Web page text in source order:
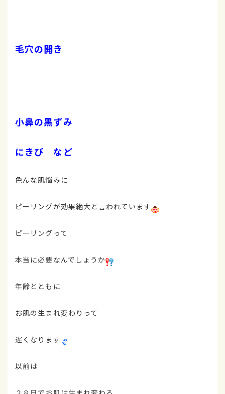
毛穴の開き
小鼻の黒ずみ
にきび など
色んな肌悩みに
ピーリングが効果絶大と言われています
ピーリングって
本当に必要なんでしょうか
年齢とともに
お肌の生まれ変わりって
遅くなります
以前は